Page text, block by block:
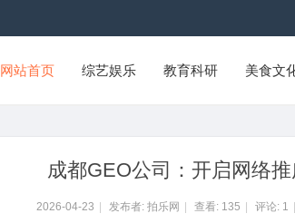
网站首页 综艺娱乐 教育科研 美食文
成都GEO公司：开启网络
2026-04-23 发布者: 拍乐网 查看: 135 评论: 1